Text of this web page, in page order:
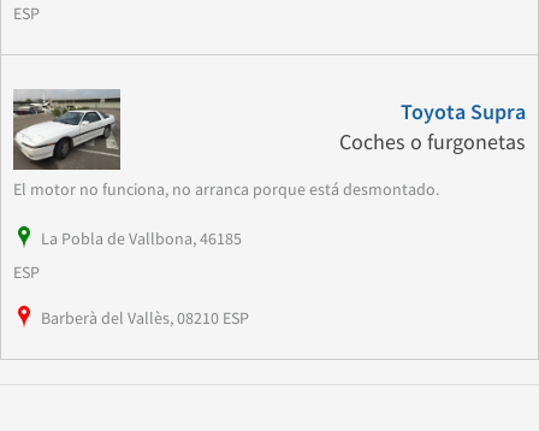
ESP
Toyota Supra
Coches o furgonetas
El motor no funciona, no arranca porque está desmontado.
La Pobla de Vallbona, 46185
ESP
Barberà del Vallès, 08210 ESP